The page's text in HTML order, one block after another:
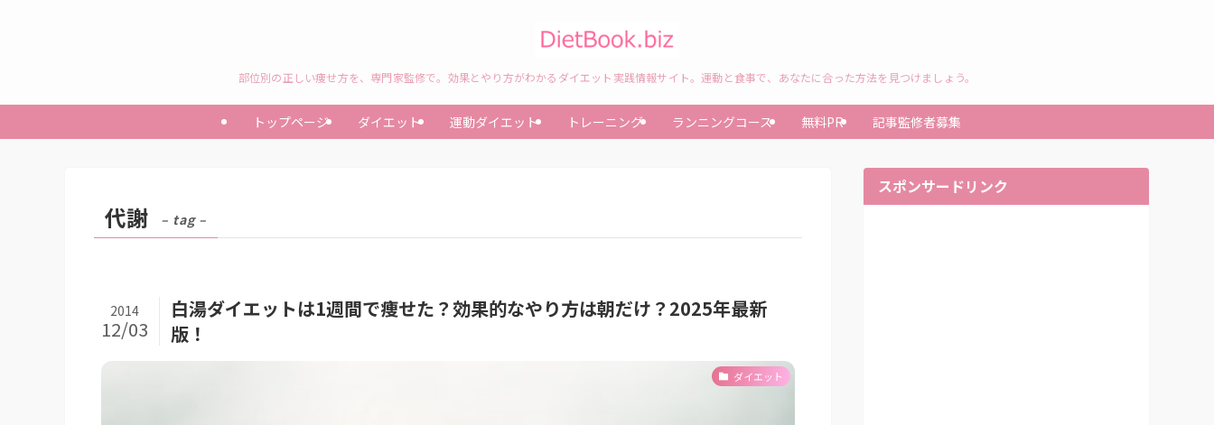
部位別の正しい痩せ方を、専門家監修で。効果とやり方がわかるダイエット実践情報サイト。運動と食事で、あなたに合った方法を見つけましょう。
トップページ ダイエット 運動ダイエット トレーニング ランニングコース 無料PR 記事監修者募集
代謝 – tag –
白湯ダイエットは1週間で痩せた？効果的なやり方は朝だけ？2025年最新
版！
2014
12/03
ダイエット
スポンサードリンク